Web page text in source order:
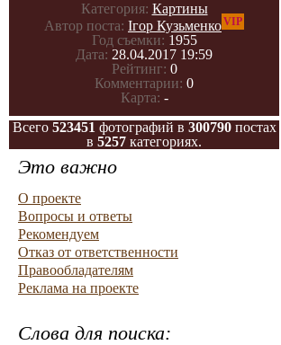
Категория: Картины
Автор поста: Ігор КузьменкоVIP
Год съемки: 1955
Дата: 28.04.2017 19:59
Рейтинг: 0
Комментарии: 0
Карта: -
Всего 523451 фотографий в 300790постах
в 5257 категориях.
Это важно
О проекте
Вопросы и ответы
Рекомендуем
Отказ от ответственности
Правообладателям
Реклама на проекте
Слова для поиска: